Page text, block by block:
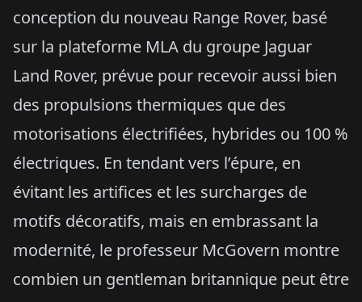
conception du nouveau Range Rover, basé
sur la plateforme MLA du groupe Jaguar
Land Rover, prévue pour recevoir aussi bien
des propulsions thermiques que des
motorisations électrifiées, hybrides ou 100 %
électriques. En tendant vers l’épure, en
évitant les artifices et les surcharges de
motifs décoratifs, mais en embrassant la
modernité, le professeur McGovern montre
combien un gentleman britannique peut être